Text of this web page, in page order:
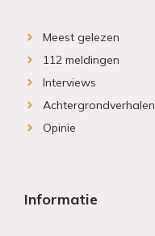
Meest gelezen
112 meldingen
Interviews
Achtergrondverhalen
Opinie
Informatie